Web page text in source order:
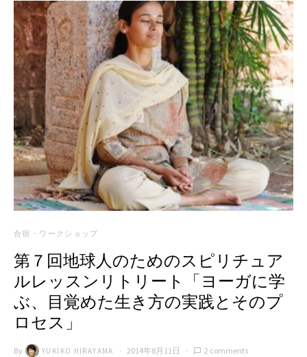
合宿・ワークショップ
第７回地球人のためのスピリチュア
ルレッスンリトリート「ヨーガに学
ぶ、目覚めた生き方の実践とそのプ
ロセス」
By YUKIKO HIRAYAMA 2014年8月11日 2 comments